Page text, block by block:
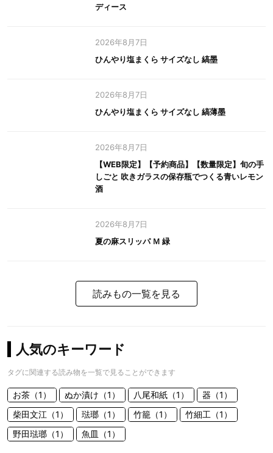
ディース
2026年8月7日
ひんやり塩まくら サイズなし 縞墨
2026年8月7日
ひんやり塩まくら サイズなし 縞薄墨
2026年8月7日
【WEB限定】【予約商品】【数量限定】旬の手
しごと 吹きガラスの保存瓶でつくる青いレモン
酒
2026年8月7日
夏の麻スリッパ Ｍ 緑
読みもの一覧を見る
人気のキーワード
タグに関連する読み物を一覧で見ることができます
お茶（1） ぬか漬け（1） 八尾和紙（1）
器（1）
柴田文江（1）
琺瑯（1） 竹籠（1）
竹細工（1）
野田琺瑯（1）
魚皿（1）